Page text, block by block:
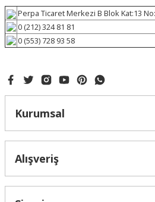
Perpa Ticaret Merkezi B Blok Kat:13
0 (212) 324 81 81
0 (553) 728 93 58
Kurumsal
Alışveriş